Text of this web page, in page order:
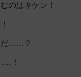
のはキケン！
だ……？
！